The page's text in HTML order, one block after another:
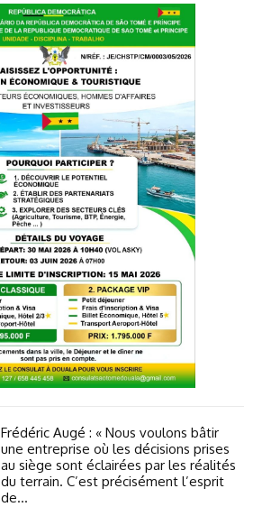
Frédéric Augé : « Nous voulons bâtir
une entreprise où les décisions prises
au siège sont éclairées par les réalités
du terrain. C’est précisément l’esprit
de...